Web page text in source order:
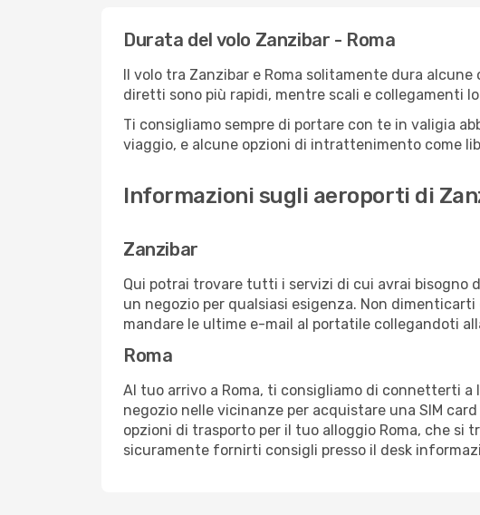
Durata del volo Zanzibar - Roma
Il volo tra Zanzibar e Roma solitamente dura
diretti sono più rapidi, mentre scali e collegamenti
Ti consigliamo sempre di portare con te in valigia
viaggio, e alcune opzioni di intrattenimento come
Informazioni sugli aeroporti di
Zanzibar
Qui potrai trovare tutti i servizi di cui avrai bisogno
un negozio per qualsiasi esigenza. Non
mandare le ultime e-mail al portatile collegandoti
Roma
Al tuo arrivo a Roma, ti consigliamo di connetterti
negozio nelle vicinanze per acquistare una SIM
opzioni di trasporto per il tuo alloggio Roma, che
sicuramente fornirti consigli presso il desk